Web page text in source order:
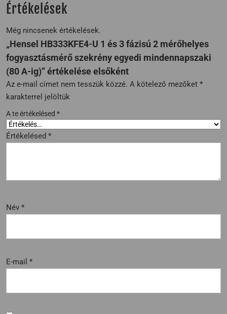
Értékelések
Még nincsenek értékelések.
„Hensel HB333KFE4-U 1 és 3 fázisú 2 mérőhelyes
fogyasztásmérő szekrény egyedi mindennapszaki
(80 A-ig)” értékelése elsőként
Az e-mail címet nem tesszük közzé. A kötelező mezőket *
karakterrel jelöltük
A te értékelésed *
Értékelésed *
Név *
E-mail *